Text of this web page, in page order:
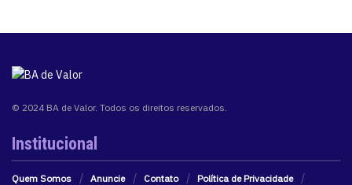
© 2024 BA de Valor. Todos os direitos reservados.
Institucional
Quem Somos Anuncie Contato
Política de Privacidade